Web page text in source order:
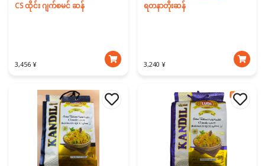
CS ထိုင်း ဂျက်စမင် ဆန်
3,456 ¥
ရတနာတိုးဆန်
3,240 ¥